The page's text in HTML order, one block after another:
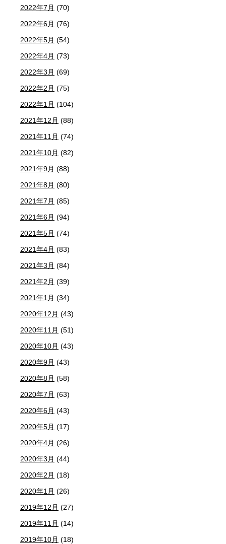
2022年7月 (70)
2022年6月 (76)
2022年5月 (54)
2022年4月 (73)
2022年3月 (69)
2022年2月 (75)
2022年1月 (104)
2021年12月 (88)
2021年11月 (74)
2021年10月 (82)
2021年9月 (88)
2021年8月 (80)
2021年7月 (85)
2021年6月 (94)
2021年5月 (74)
2021年4月 (83)
2021年3月 (84)
2021年2月 (39)
2021年1月 (34)
2020年12月 (43)
2020年11月 (51)
2020年10月 (43)
2020年9月 (43)
2020年8月 (58)
2020年7月 (63)
2020年6月 (43)
2020年5月 (17)
2020年4月 (26)
2020年3月 (44)
2020年2月 (18)
2020年1月 (26)
2019年12月 (27)
2019年11月 (14)
2019年10月 (18)